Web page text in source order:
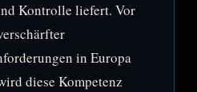
Kontrolle liefert. Vor
in Europa
diese Kompetenz